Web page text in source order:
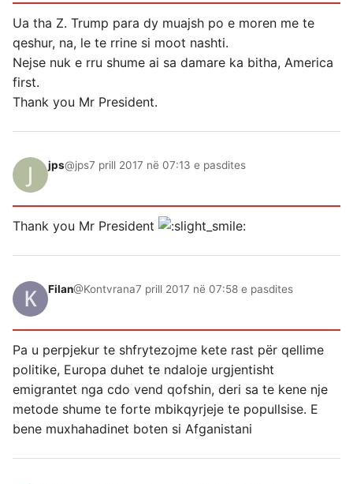
Ua tha Z. Trump para dy muajsh po e moren me te
qeshur, na, le te rrine si moot nashti.
Nejse nuk e rru shume ai sa damare ka bitha, America
first.
Thank you Mr President.
jps@jps7 prill 2017 në 07:13 e pasdites
Thank you Mr President
Filan@Kontvrana7 prill 2017 në 07:58 e pasdites
Pa u perpjekur te shfrytezojme kete rast për qellime
politike, Europa duhet te ndaloje urgjentisht
emigrantet nga cdo vend qofshin, deri sa te kene nje
metode shume te forte mbikqyrjeje te popullsise. E
bene muxhahadinet boten si Afganistani